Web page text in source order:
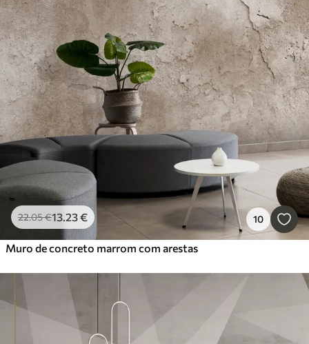
22.05€13.23€ 10
Muro de concreto marrom com arestas